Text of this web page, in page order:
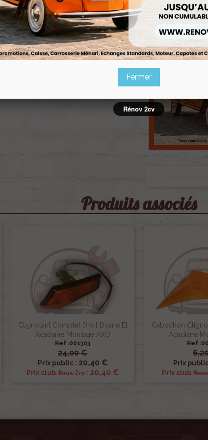
Produits associés
Clignotant Complet Droit Dyane Et
Acadiane Montage AXO
Ref :001303
24,00 €
Prix public : 20,40 €
Prix club Renov 2cv: 20,40 €
 Aperçu rapide
Cabochon
Acadiane
Ref
Prix
Prix club

Fermer
Rénov 2cv